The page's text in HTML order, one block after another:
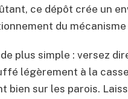
ce dépôt crée un
du mécanisme
plus simple : versez
légèrement à la
bien sur les parois.